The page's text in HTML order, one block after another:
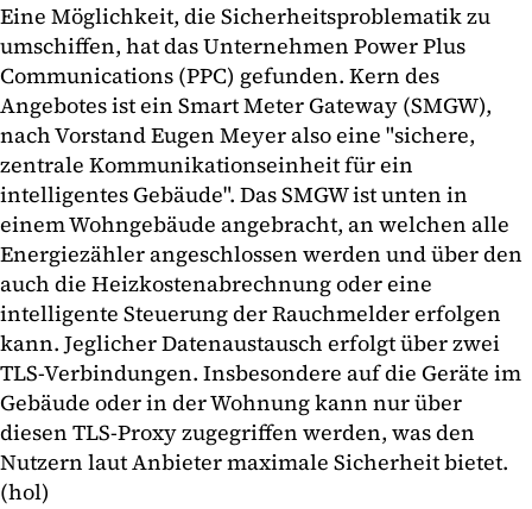
Eine Möglichkeit, die Sicherheitsproblematik zu
umschiffen, hat das Unternehmen Power Plus
Communications (PPC) gefunden. Kern des
Angebotes ist ein Smart Meter Gateway (SMGW),
nach Vorstand Eugen Meyer also eine "sichere,
zentrale Kommunikationseinheit für ein
intelligentes Gebäude". Das SMGW ist unten in
einem Wohngebäude angebracht, an welchen alle
Energiezähler angeschlossen werden und über den
auch die Heizkostenabrechnung oder eine
intelligente Steuerung der Rauchmelder erfolgen
kann. Jeglicher Datenaustausch erfolgt über zwei
TLS-Verbindungen. Insbesondere auf die Geräte im
Gebäude oder in der Wohnung kann nur über
diesen TLS-Proxy zugegriffen werden, was den
Nutzern laut Anbieter maximale Sicherheit bietet.
(hol)